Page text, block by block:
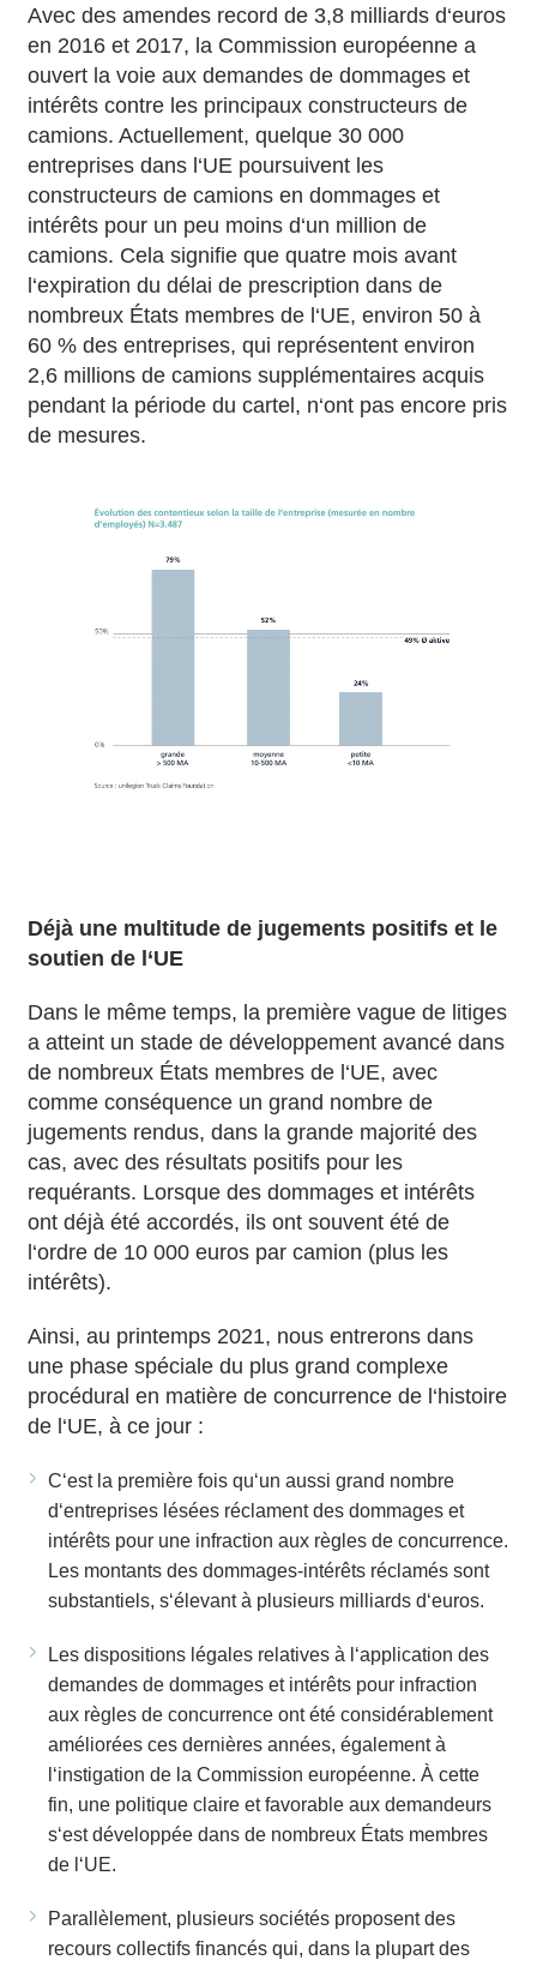
Avec des amendes record de 3,8 milliards d‘euros
en 2016 et 2017, la Commission européenne a
ouvert la voie aux demandes de dommages et
intérêts contre les principaux constructeurs de
camions. Actuellement, quelque 30 000
entreprises dans l‘UE poursuivent les
constructeurs de camions en dommages et
intérêts pour un peu moins d‘un million de
camions. Cela signifie que quatre mois avant
l‘expiration du délai de prescription dans de
nombreux États membres de l‘UE, environ 50 à
60 % des entreprises, qui représentent environ
2,6 millions de camions supplémentaires acquis
pendant la période du cartel, n‘ont pas encore pris
de mesures.
Déjà une multitude de jugements positifs et le
soutien de l‘UE
Dans le même temps, la première vague de litiges
a atteint un stade de développement avancé dans
de nombreux États membres de l‘UE, avec
comme conséquence un grand nombre de
jugements rendus, dans la grande majorité des
cas, avec des résultats positifs pour les
requérants. Lorsque des dommages et intérêts
ont déjà été accordés, ils ont souvent été de
l‘ordre de 10 000 euros par camion (plus les
intérêts).
Ainsi, au printemps 2021, nous entrerons dans
une phase spéciale du plus grand complexe
procédural en matière de concurrence de l‘histoire
de l‘UE, à ce jour :
C‘est la première fois qu‘un aussi grand nombre
d‘entreprises lésées réclament des dommages et
intérêts pour une infraction aux règles de concurrence.
Les montants des dommages-intérêts réclamés sont
substantiels, s‘élevant à plusieurs milliards d‘euros.
Les dispositions légales relatives à l‘application des
demandes de dommages et intérêts pour infraction
aux règles de concurrence ont été considérablement
améliorées ces dernières années, également à
l‘instigation de la Commission européenne. À cette
fin, une politique claire et favorable aux demandeurs
s‘est développée dans de nombreux États membres
de l‘UE.
Parallèlement, plusieurs sociétés proposent des
recours collectifs financés qui, dans la plupart des